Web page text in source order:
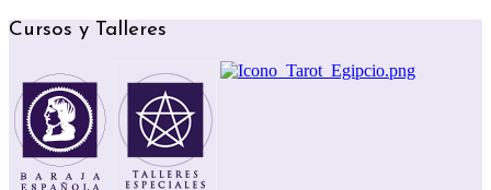
Cursos y Talleres